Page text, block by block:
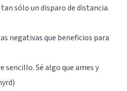
sólo un disparo de distancia.
negativas que beneficios para
sencillo. Sé algo que ames y